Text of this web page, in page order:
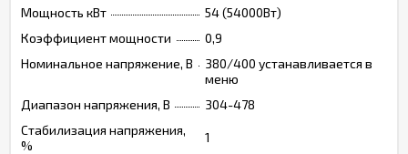
Мощность кВт
54 (54000Вт)
Коэффициент мощности
0,9
Номинальное напряжение, В
380/400 устанавливается в
меню
Диапазон напряжения, В
304-478
Стабилизация напряжения,
%
1